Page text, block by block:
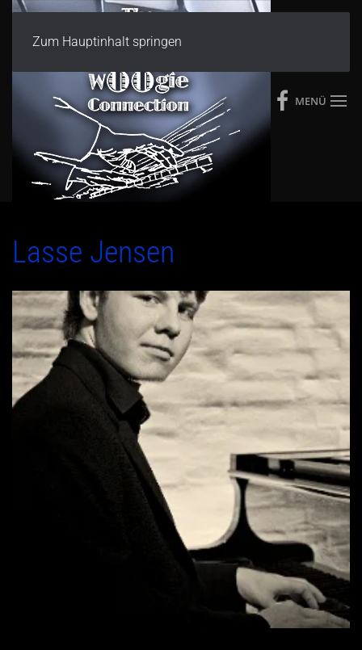
Zum Hauptinhalt springen
MENÜ
Lasse Jensen